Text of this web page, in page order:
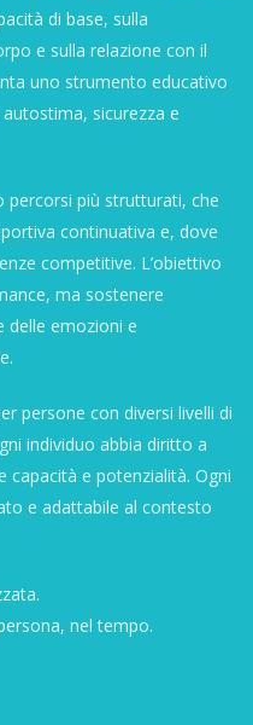
di base, sulla
e sulla relazione con il
uno strumento educativo
sicurezza e
percorsi più strutturati, che
continuativa e, dove
competitive. L’obiettivo
ma sostenere
delle emozioni e
persone con diversi livelli di
individuo abbia diritto a
capacità e potenzialità. Ogni
e adattabile al contesto
nel tempo.